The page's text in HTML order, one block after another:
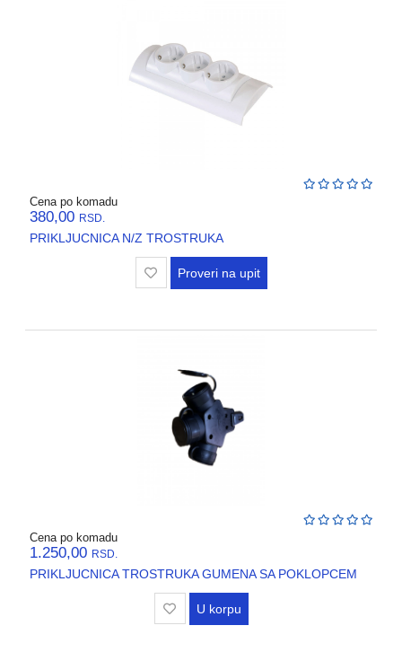
Cena po komadu
380,00 RSD.
PRIKLJUCNICA N/Z TROSTRUKA
Proveri na upit
Cena po komadu
1.250,00 RSD.
PRIKLJUCNICA TROSTRUKA GUMENA SA POKLOPCEM
U korpu